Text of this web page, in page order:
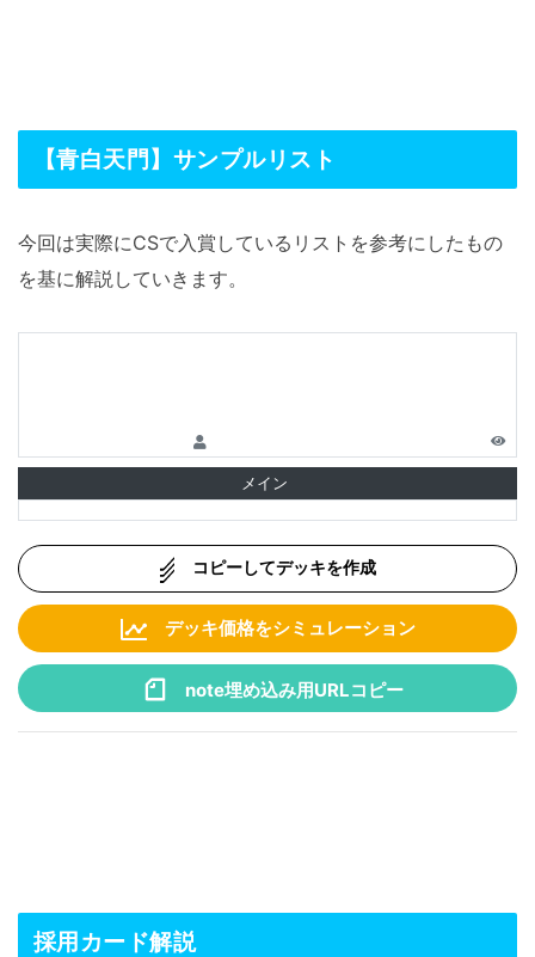
【青白天門】サンプルリスト
今回は実際にCSで入賞しているリストを参考にしたもの
を基に解説していきます。
メイン
コピーしてデッキを作成
デッキ価格をシミュレーション
note埋め込み用URLコピー
採用カード解説